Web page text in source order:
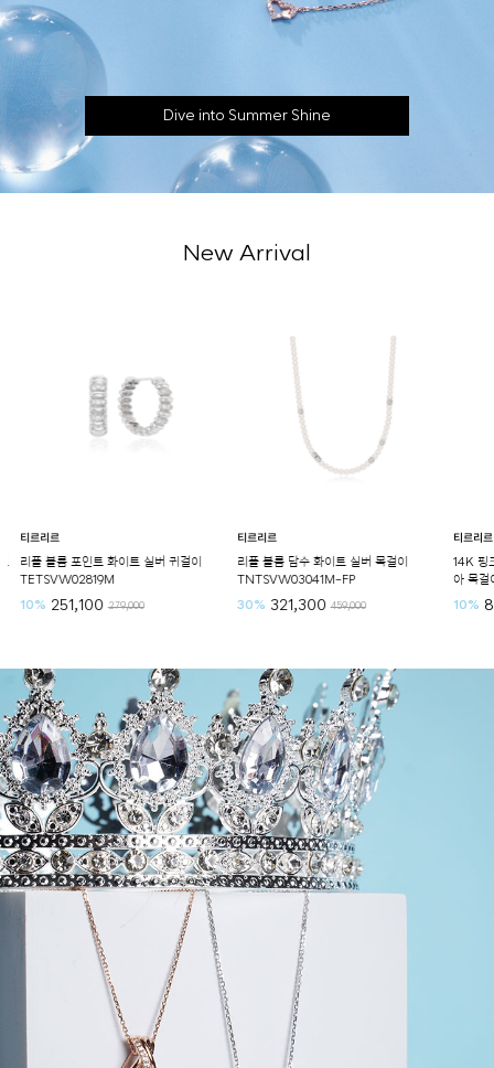
Dive into Summer Shine
New Arrival
티르리르
리플 볼륨 포인트 화이트 실버 귀걸이
TETSVW02819M
10% 251,100 279,000
티르리르
리플 볼륨 담수 화이트 실버 목걸이
TNTSVW03041M-FP
30% 321,300 459,000
티르리르
14K 핑
아 목
10%